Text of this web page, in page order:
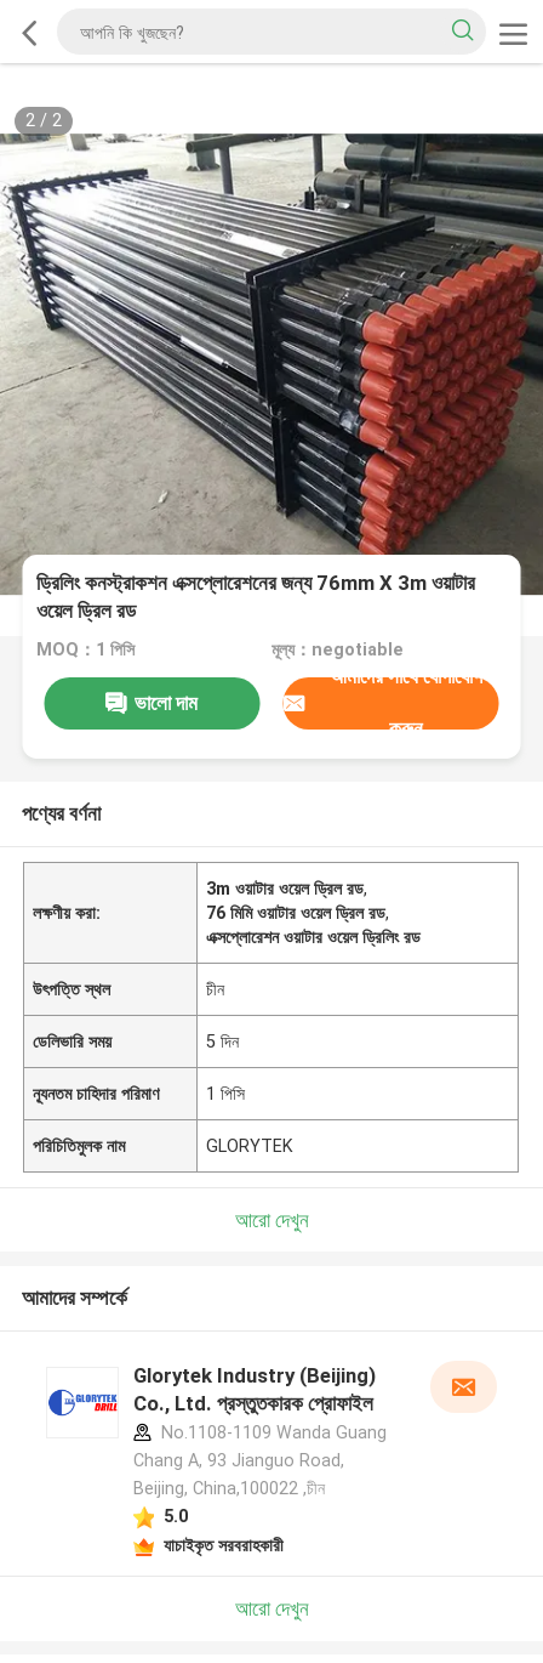
2/ 2
ড্রিলিং কনস্ট্রাকশন এক্সপ্লোরেশনের জন্য 76mm X 3m ওয়াটার
ওয়েল ড্রিল রড
MOQ：1 পিসি মূল্য：negotiable
ভালো দাম
আমাদের সাথে যোগাযোগ
করুন
পণ্যের বর্ণনা
লক্ষণীয় করা:
3m ওয়াটার ওয়েল ড্রিল রড,
76 মিমি ওয়াটার ওয়েল ড্রিল রড,
এক্সপ্লোরেশন ওয়াটার ওয়েল ড্রিলিং রড
উৎপত্তি স্থল চীন
ডেলিভারি সময় 5 দিন
ন্যূনতম চাহিদার পরিমাণ 1 পিসি
পরিচিতিমুলক নাম GLORYTEK
আরো দেখুন
আমাদের সম্পর্কে
Glorytek Industry (Beijing)
Co., Ltd. প্রস্তুতকারক প্রোফাইল
No.1108-1109 Wanda Guang
Chang A, 93 Jianguo Road,
Beijing, China,100022 ,চীন
5.0
যাচাইকৃত সরবরাহকারী
আরো দেখুন